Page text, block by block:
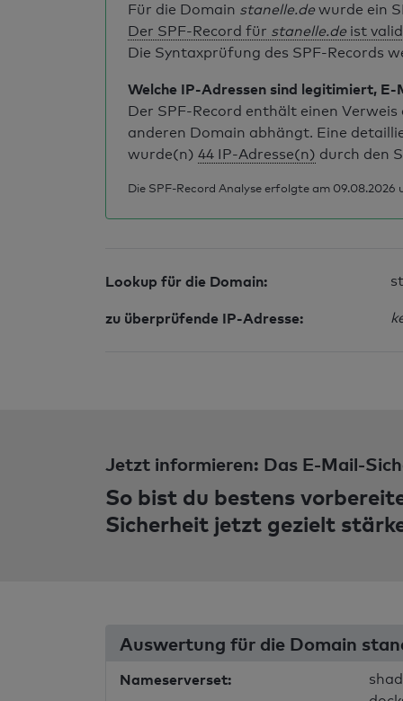
Für die Domain stanelle.de wurde ein
Der SPF-Record für stanelle.de ist
Die Syntaxprüfung des SPF-Records
Welche IP-Adressen sind legitimiert, E-
Der SPF-Record enthält einen
anderen Domain abhängt. Eine
wurde(n) 44 IP-Adresse(n) durch den
Die SPF-Record Analyse erfolgte am 09.08.2026
Lookup für die Domain:
zu überprüfende IP-Adresse:
Jetzt informieren: Das E-Mail-
So bist du bestens
Sicherheit jetzt gezielt
Auswertung für die Domain
Nameserverset: